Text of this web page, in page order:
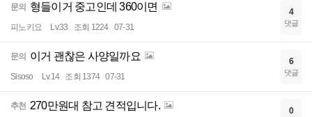
문의 형들이거 중고인데 360이면
피노키요 Lv.33 조회 1224 07-31
4
댓글
문의 이거 괜찮은 사양일까요
Sisoso Lv.14 조회 1374 07-31
6
댓글
추천 270만원대 참고 견적입니다. 0